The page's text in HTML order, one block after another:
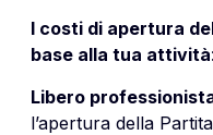
I costi di apertura
base alla tua attività:
Libero
l’apertura della